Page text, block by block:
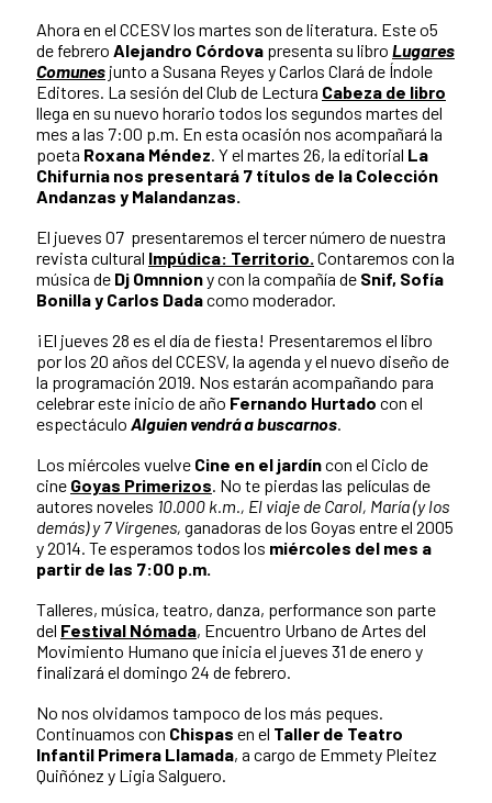
Ahora en el CCESV los martes son de literatura. Este o5
de febrero Alejandro Córdova presenta su libro Lugares
Comunes junto a Susana Reyes y Carlos Clará de Índole
Editores. La sesión del Club de Lectura Cabeza de libro
llega en su nuevo horario todos los segundos martes del
mes a las 7:00 p.m. En esta ocasión nos acompañará la
poeta Roxana Méndez. Y el martes 26, la editorial La
Chifurnia nos presentará 7 títulos de la Colección
Andanzas y Malandanzas.
El jueves 07 presentaremos el tercer número de nuestra
revista cultural Impúdica: Territorio. Contaremos con la
música de Dj Omnniony con la compañía de Snif, Sofía
Bonilla y Carlos Dadacomo moderador.
¡El jueves 28 es el día de fiesta! Presentaremos el libro
por los 20 años del CCESV, la agenda y el nuevo diseño de
la programación 2019. Nos estarán acompañando para
celebrar este inicio de año Fernando Hurtado con el
espectáculo Alguien vendrá a buscarnos.
Los miércoles vuelve Cine en el jardíncon el Ciclo de
cine Goyas Primerizos. No te pierdas las películas de
autores noveles 10.000 k.m., El viaje de Carol, María (y los
demás) y 7 Vírgenes, ganadoras de los Goyas entre el 2005
y 2014. Te esperamos todos los miércoles del mes a
partir de las 7:00 p.m.
Talleres, música, teatro, danza, performance son parte
del Festival Nómada, Encuentro Urbano de Artes del
Movimiento Humano que inicia el jueves 31 de enero y
finalizará el domingo 24 de febrero.
No nos olvidamos tampoco de los más peques.
Continuamos con Chispas en el Taller de Teatro
Infantil Primera Llamada, a cargo de Emmety Pleitez
Quiñónez y Ligia Salguero.